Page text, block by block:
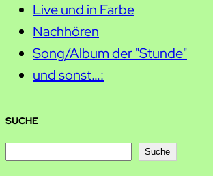
Live und in Farbe
Nachhören
Song/Album der "Stunde"
und sonst…:
SUCHE
Suche